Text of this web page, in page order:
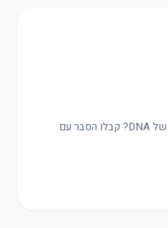
איך עובד תהליך השכפול של DNA? קבלו הסבר עם